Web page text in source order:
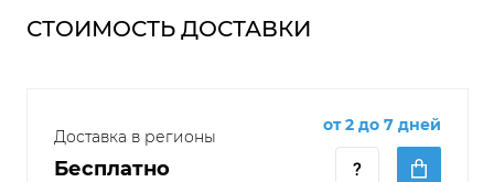
СТОИМОСТЬ ДОСТАВКИ
Доставка в регионы
Бесплатно
от 2 до 7 дней